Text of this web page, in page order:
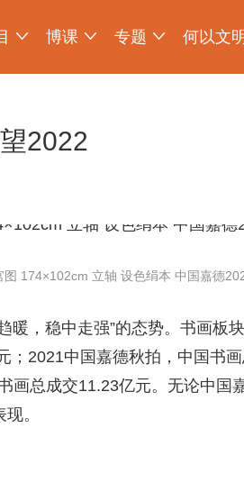
博课 专题 何以文明
2022
图 174×102cm 立轴 设色绢本 中国嘉德
，稳中走强”的态势。书画板
；2021中国嘉德秋拍，中国书
画总成交11.23亿元。无论中国
。